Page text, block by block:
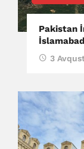
Pakistan
3